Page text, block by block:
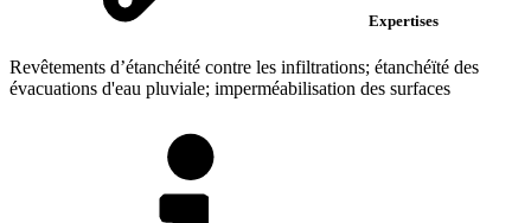
Expertises
Revêtements d’étanchéité contre les infiltrations; étanchéïté des
évacuations d'eau pluviale; imperméabilisation des surfaces